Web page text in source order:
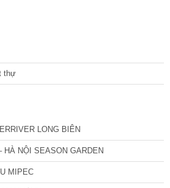
thự
LONG BIÊN
NỘI SEASON GARDEN
MIPEC